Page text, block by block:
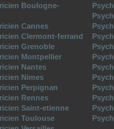
Boulogne-
Cannes
Clermont-ferrand
Grenoble
Montpellier
Nantes
Nimes
Perpignan
Rennes
Saint-etienne
Toulouse